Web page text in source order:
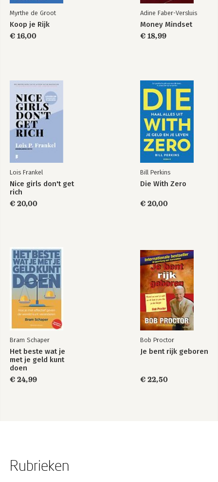
Bekijk alle boeken
Myrthe de Groot
Koop je Rijk
€ 16,00
Adine Faber-Versluis
Money Mindset
€ 18,99
Lois Frankel
Nice girls don't get
rich
€ 20,00
Bill Perkins
Die With Zero
€ 20,00
Bram Schaper
Het beste wat je
met je geld kunt
doen
€ 24,99
Bob Proctor
Je bent rijk geboren
€ 22,50
Rubrieken